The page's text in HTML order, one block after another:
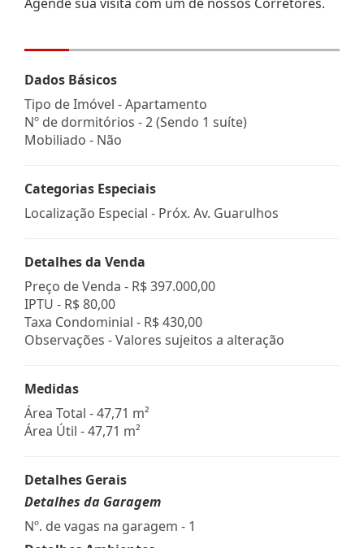
Dados Básicos
Tipo de Imóvel - Apartamento
Nº de dormitórios - 2 (Sendo 1 suíte)
Mobiliado - Não
Categorias Especiais
Localização Especial - Próx. Av. Guarulhos
Detalhes da Venda
Preço de Venda - R$ 397.000,00
IPTU - R$ 80,00
Taxa Condominial - R$ 430,00
Observações - Valores sujeitos a alteração
Medidas
Área Total - 47,71 m²
Área Útil - 47,71 m²
Detalhes Gerais
Detalhes da Garagem
Nº. de vagas na garagem - 1